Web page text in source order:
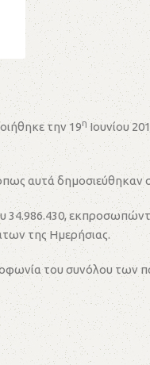
την 19η Ιουνίου
αυτά δημοσιεύθηκαν
34.986.430,
της Ημερήσιας.
του συνόλου των